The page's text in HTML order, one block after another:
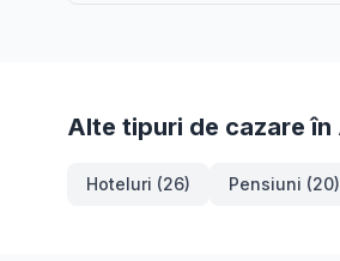
Alte tipuri de cazare în
Hoteluri (26) Pensiuni (20)